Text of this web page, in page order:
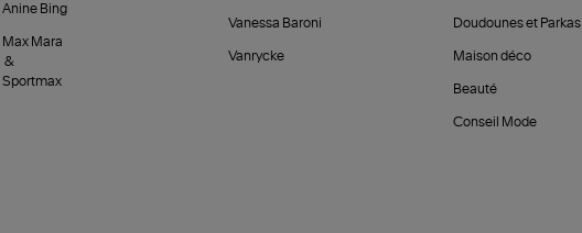
Anine Bing
Max Mara
&
Sportmax
Vanessa Baroni
Vanrycke
Doudounes et Parkas
Maison déco
Beauté
Conseil Mode